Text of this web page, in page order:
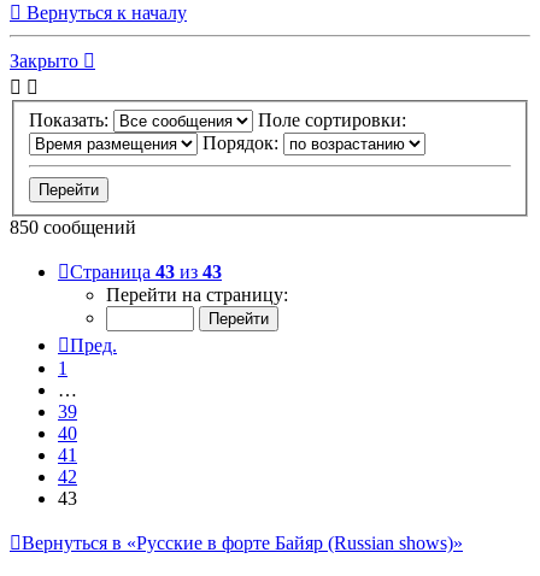
Вернуться к началу
Закрыто
Показать:
Поле сортировки:
Порядок:
850 сообщений
Страница 43 из 43
Перейти на страницу:
Пред.
1
…
39
40
41
42
43
Вернуться в «Русские в форте Байяр (Russian shows)»